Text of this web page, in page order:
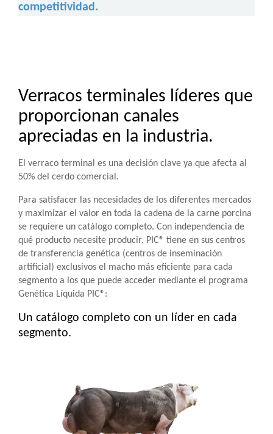
competitividad.
Verracos terminales líderes que
proporcionan canales
apreciadas en la industria.
El verraco terminal es una decisión clave ya que afecta al
50% del cerdo comercial.
Para satisfacer las necesidades de los diferentes mercados
y maximizar el valor en toda la cadena de la carne porcina
se requiere un catálogo completo. Con independencia de
qué producto necesite producir, PIC® tiene en sus centros
de transferencia genética (centros de inseminación
artificial) exclusivos el macho más eficiente para cada
segmento a los que puede acceder mediante el programa
Genética Líquida PIC®:
Un catálogo completo con un líder en cada
segmento.